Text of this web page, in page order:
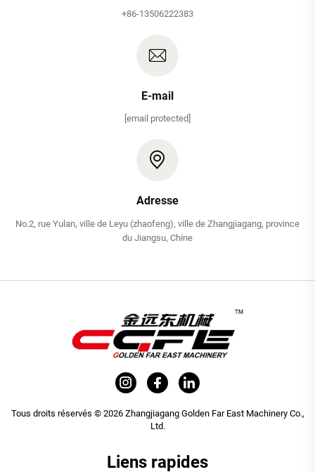
+86-13506222383
E-mail
[email protected]
Adresse
No.2, rue Yulan, ville de Leyu (zhaofeng), ville de Zhangjiagang, province
du Jiangsu, Chine
Tous droits réservés © 2026 Zhangjiagang Golden Far East Machinery Co.,
Ltd.
Liens rapides